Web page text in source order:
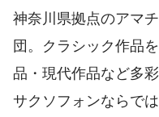
神奈川県拠点のアマ
団。クラシック作品
品・現代作品など多
サクソフォンならで